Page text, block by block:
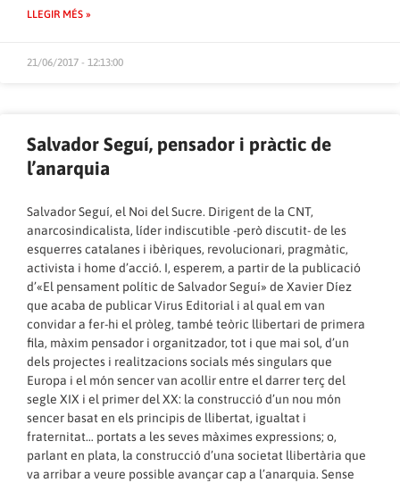
LLEGIR MÉS »
21/06/2017 - 12:13:00
Salvador Seguí, pensador i pràctic de
l’anarquia
Salvador Seguí, el Noi del Sucre. Dirigent de la CNT,
anarcosindicalista, líder indiscutible -però discutit- de les
esquerres catalanes i ibèriques, revolucionari, pragmàtic,
activista i home d’acció. I, esperem, a partir de la publicació
d’«El pensament polític de Salvador Seguí» de Xavier Díez
que acaba de publicar Virus Editorial i al qual em van
convidar a fer-hi el pròleg, també teòric llibertari de primera
fila, màxim pensador i organitzador, tot i que mai sol, d’un
dels projectes i realitzacions socials més singulars que
Europa i el món sencer van acollir entre el darrer terç del
segle XIX i el primer del XX: la construcció d’un nou món
sencer basat en els principis de llibertat, igualtat i
fraternitat… portats a les seves màximes expressions; o,
parlant en plata, la construcció d’una societat llibertària que
va arribar a veure possible avançar cap a l’anarquia. Sense